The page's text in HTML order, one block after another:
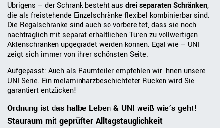
Übrigens – der Schrank besteht aus drei separaten Schränken,
die als freistehende Einzelschränke flexibel kombinierbar sind.
Die Regalschränke sind auch so vorbereitet, dass sie noch
nachträglich mit separat erhältlichen Türen zu vollwertigen
Aktenschränken upgegradet werden können. Egal wie – UNI
zeigt sich immer von ihrer schönsten Seite.
Aufgepasst: Auch als Raumteiler empfehlen wir Ihnen unsere
UNI Serie. Ein melaminharzbeschichteter Rücken wird Sie
garantiert entzücken!
Ordnung ist das halbe Leben & UNI weiß wie’s geht!
Stauraum mit geprüfter Alltagstauglichkeit